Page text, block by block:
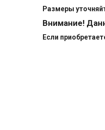
Размеры
Внимание!
Если